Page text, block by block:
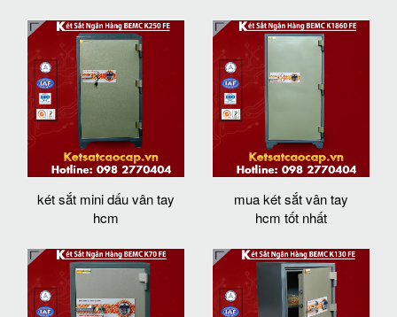
két sắt mini dấu vân tay
hcm
mua két sắt vân tay
hcm tốt nhất